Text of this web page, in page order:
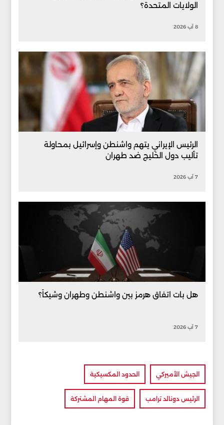
الولايات المتحدة؟
8 آب 2026
الرئيس الإيراني يتهم واشنطن وإسرائيل بمحاولة
تأليب دول الخليج ضد طهران
7 آب 2026
هل بات اتفاق هرمز بين واشنطن وطهران وشيكاً؟
7 آب 2026
الجيش الأميركي الحدود المكسيكية
الرئيس دونالد ترامب قوة المهام المشتركة